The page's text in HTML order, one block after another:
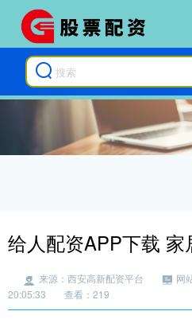
给人配资APP下载 家
来源：西安高新配资平台 网
20:05:33
查看：219